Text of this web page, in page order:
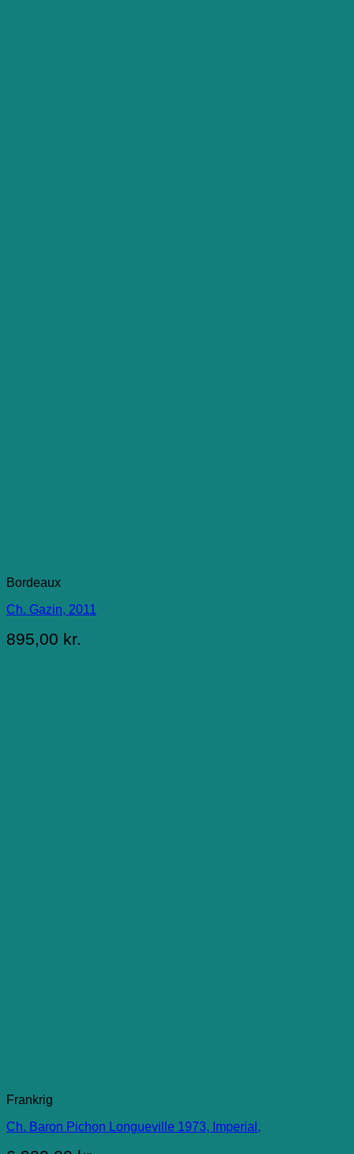
Bordeaux
Ch. Gazin, 2011
895,00 kr.
Frankrig
Ch. Baron Pichon Longueville 1973, Imperial,